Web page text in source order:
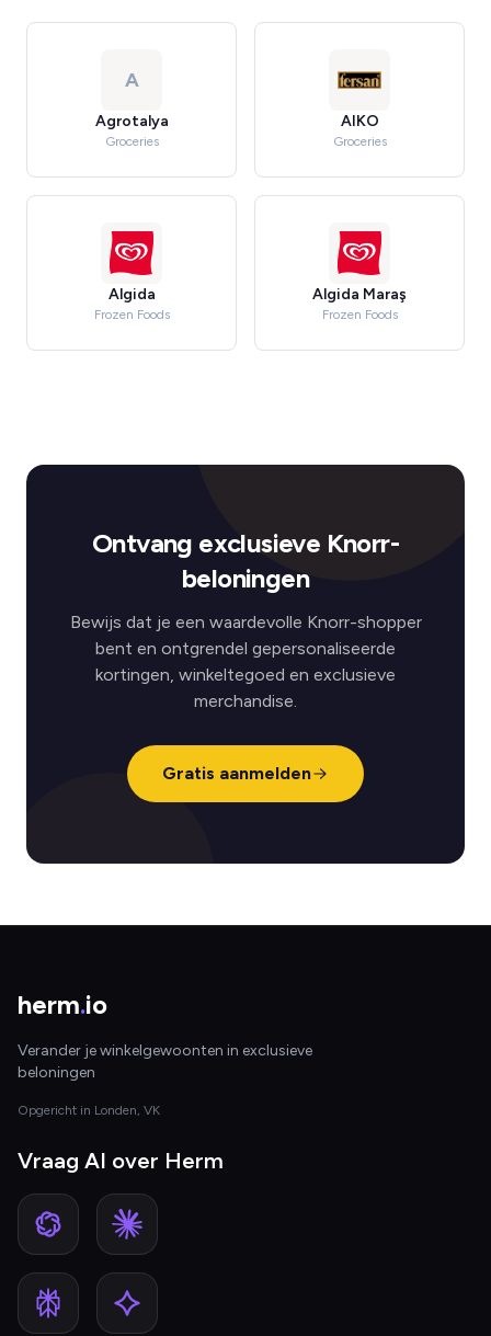
A
Agrotalya
Groceries
AIKO
Groceries
Algida
Frozen Foods
Algida Maraş
Frozen Foods
Ontvang exclusieve Knorr-
beloningen
Bewijs dat je een waardevolle Knorr-shopper
bent en ontgrendel gepersonaliseerde
kortingen, winkeltegoed en exclusieve
merchandise.
Gratis aanmelden
herm.io
Verander je winkelgewoonten in exclusieve
beloningen
Opgericht in Londen, VK
Vraag AI over Herm